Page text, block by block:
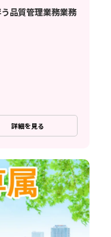
品質管理業務業務
詳細を見る